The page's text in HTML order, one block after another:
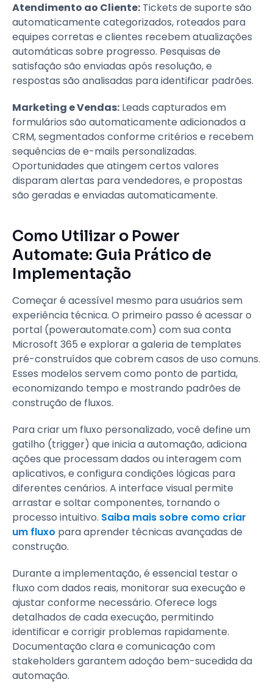
Atendimento ao Cliente: Tickets de suporte são
automaticamente categorizados, roteados para
equipes corretas e clientes recebem atualizações
automáticas sobre progresso. Pesquisas de
satisfação são enviadas após resolução, e
respostas são analisadas para identificar padrões.
Marketing e Vendas: Leads capturados em
formulários são automaticamente adicionados a
CRM, segmentados conforme critérios e recebem
sequências de e-mails personalizadas.
Oportunidades que atingem certos valores
disparam alertas para vendedores, e propostas
são geradas e enviadas automaticamente.
Como Utilizar o Power
Automate: Guia Prático de
Implementação
Começar é acessível mesmo para usuários sem
experiência técnica. O primeiro passo é acessar o
portal (powerautomate.com) com sua conta
Microsoft 365 e explorar a galeria de templates
pré-construídos que cobrem casos de uso comuns.
Esses modelos servem como ponto de partida,
economizando tempo e mostrando padrões de
construção de fluxos.
Para criar um fluxo personalizado, você define um
gatilho (trigger) que inicia a automação, adiciona
ações que processam dados ou interagem com
aplicativos, e configura condições lógicas para
diferentes cenários. A interface visual permite
arrastar e soltar componentes, tornando o
processo intuitivo. Saiba mais sobre como criar
um fluxo para aprender técnicas avançadas de
construção.
Durante a implementação, é essencial testar o
fluxo com dados reais, monitorar sua execução e
ajustar conforme necessário. Oferece logs
detalhados de cada execução, permitindo
identificar e corrigir problemas rapidamente.
Documentação clara e comunicação com
stakeholders garantem adoção bem-sucedida da
automação.